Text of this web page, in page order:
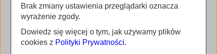
pliki cookie innych firm; Zobacz wszystkie pliki cookie i
dane witryn; Blokada; Zezwalaj; Wyczyść przy zamknięciu;
Pliki cookie i dane witryny, na które tymczasowo
zezwolono.
Brak zmiany ustawienia przeglądarki oznacza
wyrażenie zgody.
Dowiedz się więcej o tym, jak używamy plików
cookies z Polityki Prywatności.